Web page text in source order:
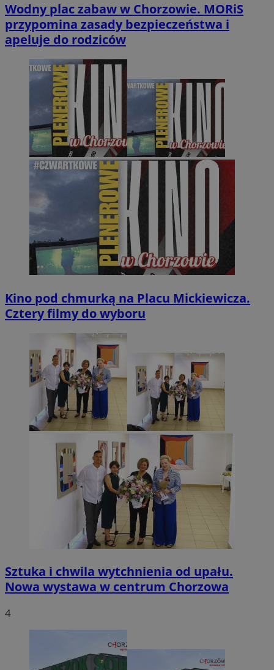
Wodny plac zabaw w Chorzowie. MORiS
przypomina zasady bezpieczeństwa i
apeluje do rodziców
Kino pod chmurką na Placu Mickiewicza.
Cztery filmy do wyboru
Sztuka i chwila wytchnienia od upału.
Nowa wystawa w centrum Chorzowa
4